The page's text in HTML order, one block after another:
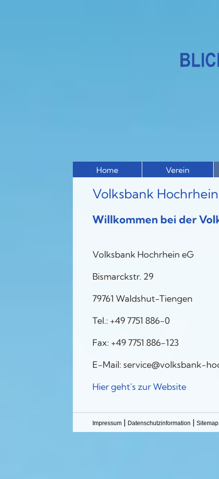
Home Verein
Volksbank
Willkommen bei der
Volksbank Hochrhein eG
Bismarckstr. 29
79761 Waldshut-Tiengen
Tel.: +49 7751 886-0
Fax: +49 7751 886-123
E-Mail: service@volksbank-
Hier geht´s zur Website
Impressum Datenschutzinformation Sitemap